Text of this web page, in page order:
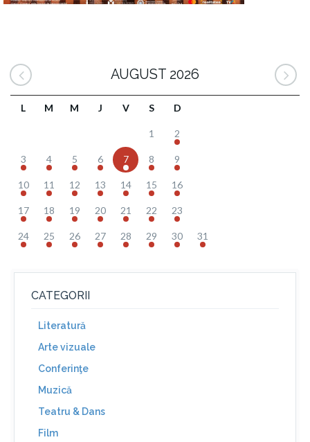
AUGUST 2026
L M M J V S D
1 2
3 4 5 6 7 8 9
10 11 12 13 14 15 16
17 18 19 20 21 22 23
24 25 26 27 28 29 30 31
CATEGORII
Literatură
Arte vizuale
Conferinţe
Muzică
Teatru & Dans
Film